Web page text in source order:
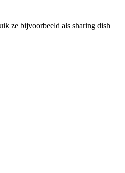
ze bijvoorbeeld als sharing dish